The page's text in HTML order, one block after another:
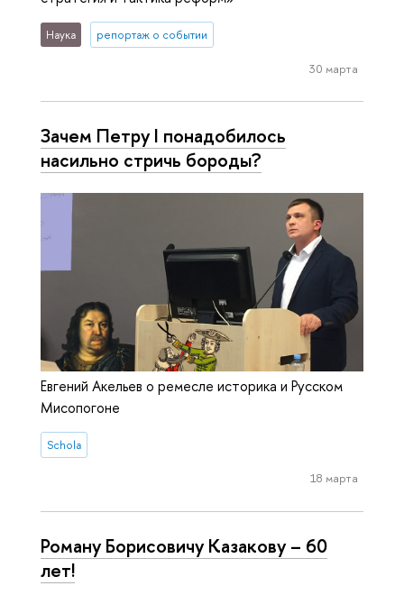
Наука репортаж о событии
30 марта
Зачем Петру I понадобилось
насильно стричь бороды?
Евгений Акельев о ремесле историка и Русском
Мисопогоне
Schola
18 марта
Роману Борисовичу Казакову – 60
лет!